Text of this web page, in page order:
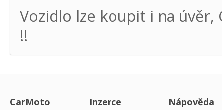
Vozidlo lze koupit i na úvěr,
!!
CarMoto Inzerce Nápověda